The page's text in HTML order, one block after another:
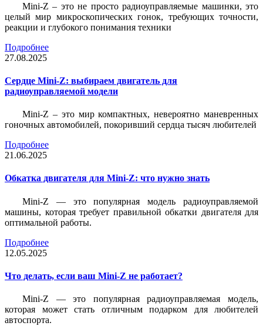
Mini-Z – это не просто радиоуправляемые машинки, это
целый мир микроскопических гонок, требующих точности,
реакции и глубокого понимания техники
Подробнее
27.08.2025
Сердце Mini-Z: выбираем двигатель для
радиоуправляемой модели
Mini-Z – это мир компактных, невероятно маневренных
гоночных автомобилей, покоривший сердца тысяч любителей
Подробнее
21.06.2025
Обкатка двигателя для Mini-Z: что нужно знать
Mini-Z — это популярная модель радиоуправляемой
машины, которая требует правильной обкатки двигателя для
оптимальной работы.
Подробнее
12.05.2025
Что делать, если ваш Mini-Z не работает?
Mini-Z — это популярная радиоуправляемая модель,
которая может стать отличным подарком для любителей
автоспорта.